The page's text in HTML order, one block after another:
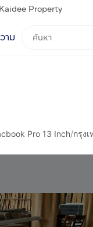
Kaidee Property
าม
Pro 13 Inch/กรุง